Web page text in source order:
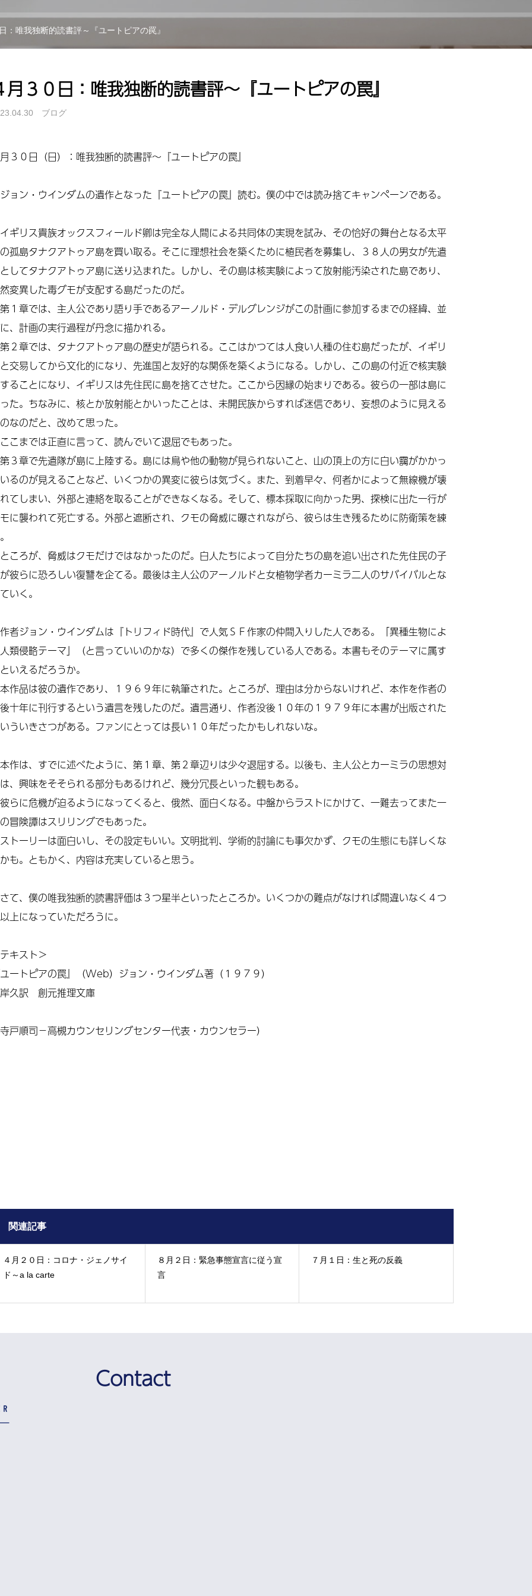
：唯我独断的読書評～『ユートピアの罠』
月３０日：唯我独断的読書評～『ユートピアの罠』
ブログ
３０日（日）：唯我独断的読書評～『ユートピアの罠』
ョン・ウインダムの遺作となった『ユートピアの罠』読む。僕の中では読み捨てキャンペーンである。
ギリス貴族オックスフィールド卿は完全な人間による共同体の実現を試み、その恰好の舞台となる太平
孤島タナクアトゥア島を買い取る。そこに理想社会を築くために植民者を募集し、３８人の男女が先遣
してタナクアトゥア島に送り込まれた。しかし、その島は核実験によって放射能汚染された島であり、
変異した毒グモが支配する島だったのだ。
１章では、主人公であり語り手であるアーノルド・デルグレンジがこの計画に参加するまでの経緯、並
、計画の実行過程が丹念に描かれる。
２章では、タナクアトゥア島の歴史が語られる。ここはかつては人食い人種の住む島だったが、イギリ
交易してから文化的になり、先進国と友好的な関係を築くようになる。しかし、この島の付近で核実験
ることになり、イギリスは先住民に島を捨てさせた。ここから因縁の始まりである。彼らの一部は島に
た。ちなみに、核とか放射能とかいったことは、未開民族からすれば迷信であり、妄想のように見える
なのだと、改めて思った。
こまでは正直に言って、読んでいて退屈でもあった。
３章で先遣隊が島に上陸する。島には鳥や他の動物が見られないこと、山の頂上の方に白い靄がかかっ
るのが見えることなど、いくつかの異変に彼らは気づく。また、到着早々、何者かによって無線機が壊
てしまい、外部と連絡を取ることができなくなる。そして、標本採取に向かった男、探検に出た一行が
に襲われて死亡する。外部と遮断され、クモの脅威に曝されながら、彼らは生き残るために防衛策を練
ころが、脅威はクモだけではなかったのだ。白人たちによって自分たちの島を追い出された先住民の子
彼らに恐ろしい復讐を企てる。最後は主人公のアーノルドと女植物学者カーミラ二人のサバイバルとな
いく。
者ジョン・ウインダムは『トリフィド時代』で人気ＳＦ作家の仲間入りした人である。「異種生物によ
類侵略テーマ」（と言っていいのかな）で多くの傑作を残している人である。本書もそのテーマに属す
いえるだろうか。
作品は彼の遺作であり、１９６９年に執筆された。ところが、理由は分からないけれど、本作を作者の
十年に刊行するという遺言を残したのだ。遺言通り、作者没後１０年の１９７９年に本書が出版された
ういきさつがある。ファンにとっては長い１０年だったかもしれないな。
作は、すでに述べたように、第１章、第２章辺りは少々退屈する。以後も、主人公とカーミラの思想対
、興味をそそられる部分もあるけれど、幾分冗長といった観もある。
らに危機が迫るようになってくると、俄然、面白くなる。中盤からラストにかけて、一難去ってまた一
冒険譚はスリリングでもあった。
トーリーは面白いし、その設定もいい。文明批判、学術的討論にも事欠かず、クモの生態にも詳しくな
も。ともかく、内容は充実していると思う。
て、僕の唯我独断的読書評価は３つ星半といったところか。いくつかの難点がなければ間違いなく４つ
上になっていただろうに。
キスト＞
ユートピアの罠』（Web）ジョン・ウインダム著（１９７９）
久訳 創元推理文庫
寺戸順司－高槻カウンセリングセンター代表・カウンセラー）
関連記事
４月２０日：コロナ・ジェノサイ
ド～a la carte
８月２日：緊急事態宣言に従う宣
言
７月１日：生と死の反義
Contact